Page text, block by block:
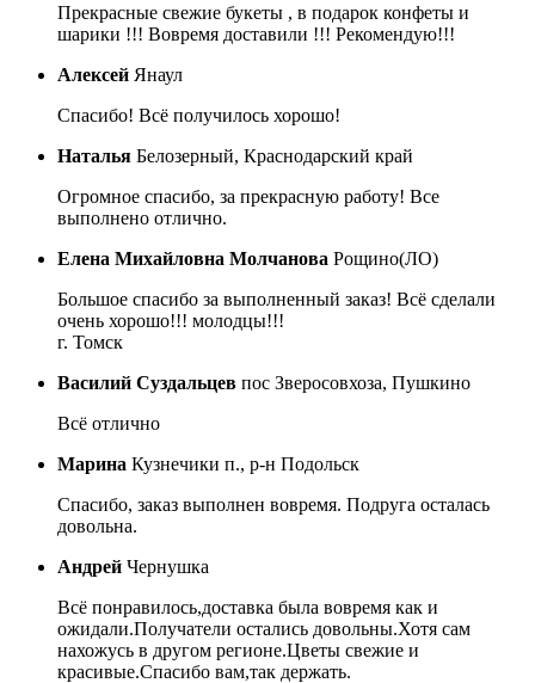
Прекрасные свежие букеты , в подарок конфеты и
шарики !!! Вовремя доставили !!! Рекомендую!!!
Алексей Янаул
Спасибо! Всё получилось хорошо!
Наталья Белозерный, Краснодарский край
Огромное спасибо, за прекрасную работу! Все
выполнено отлично.
Елена Михайловна Молчанова Рощино(ЛО)
Большое спасибо за выполненный заказ! Всё сделали
очень хорошо!!! молодцы!!!
г. Томск
Василий Суздальцев пос Зверосовхоза, Пушкино
Всё отлично
Марина Кузнечики п., р-н Подольск
Спасибо, заказ выполнен вовремя. Подруга осталась
довольна.
Андрей Чернушка
Всё понравилось,доставка была вовремя как и
ожидали.Получатели остались довольны.Хотя сам
нахожусь в другом регионе.Цветы свежие и
красивые.Спасибо вам,так держать.